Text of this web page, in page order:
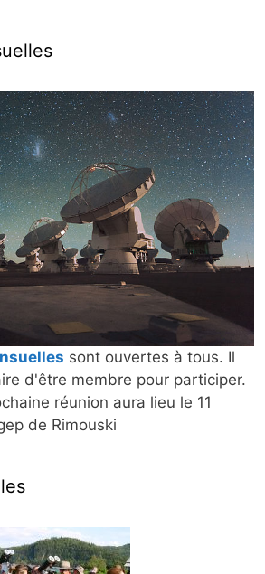
sont ouvertes à tous. Il
d'être membre pour participer.
réunion aura lieu le 11
de Rimouski